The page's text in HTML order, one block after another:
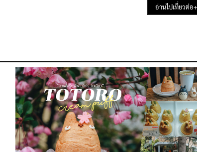
อ่านไปเที่ยวต่อ+